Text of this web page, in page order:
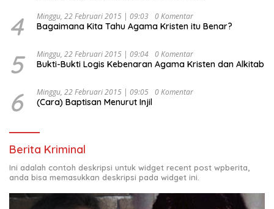
4 Minggu, 22 Februari 2015 | 09:03 0 Komentar
Bagaimana Kita Tahu Agama Kristen itu Benar?
5 Minggu, 22 Februari 2015 | 09:04 0 Komentar
Bukti-Bukti Logis Kebenaran Agama Kristen dan Alkitab
6 Minggu, 22 Februari 2015 | 09:05 0 Komentar
(Cara) Baptisan Menurut Injil
Berita Kriminal
Ini adalah contoh deskripsi untuk widget recent post wpberita,
anda bisa memasukkan deskripsi pada widget ini.